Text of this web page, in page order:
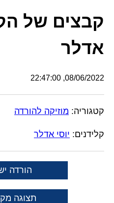
קבצים של
אדלר
08/06/2022, 22:47:00
קטגוריה: מוזיקה להורדה
קלידנים: יוסי אדלר
הורדה
תצוגה